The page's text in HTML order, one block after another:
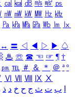
㎈ ㎉ ㏈ ㎧ ㎨ ㎰
㎻ ㎽ ㎾ ㎿ ㎐ ㎑
㎩ ㎪ ㎫ ㎬ ㏝ ㏐
㏓
↔ 〓 ◁ ◀ ▷ ▶ ♤
♨ ☏ ☎ ☜ ☞ ¶ †
㏘ ℡ ＃ ＆ ＊ ＠ ª º
Ⅵ Ⅶ Ⅷ Ⅸ Ⅹ
ب ت ث ج ح خ د ذ